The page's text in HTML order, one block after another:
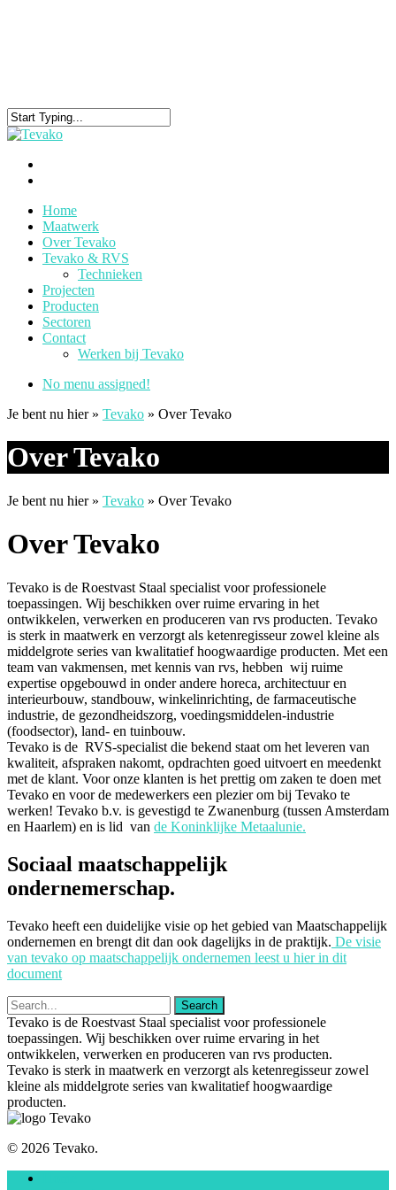
Home
Maatwerk
Over Tevako
Tevako & RVS
Technieken
Projecten
Producten
Sectoren
Contact
Werken bij Tevako
No menu assigned!
Je bent nu hier » Tevako » Over Tevako
Over Tevako
Je bent nu hier » Tevako » Over Tevako
Over Tevako
Tevako is de Roestvast Staal specialist voor professionele
toepassingen. Wij beschikken over ruime ervaring in het
ontwikkelen, verwerken en produceren van rvs producten. Tevako
is sterk in maatwerk en verzorgt als ketenregisseur zowel kleine als
middelgrote series van kwalitatief hoogwaardige producten. Met een
team van vakmensen, met kennis van rvs, hebben wij ruime
expertise opgebouwd in onder andere horeca, architectuur en
interieurbouw, standbouw, winkelinrichting, de farmaceutische
industrie, de gezondheidszorg, voedingsmiddelen-industrie
(foodsector), land- en tuinbouw.
Tevako is de RVS-specialist die bekend staat om het leveren van
kwaliteit, afspraken nakomt, opdrachten goed uitvoert en meedenkt
met de klant. Voor onze klanten is het prettig om zaken te doen met
Tevako en voor de medewerkers een plezier om bij Tevako te
werken! Tevako b.v. is gevestigd te Zwanenburg (tussen Amsterdam
en Haarlem) en is lid van de Koninklijke Metaalunie.
Sociaal maatschappelijk
ondernemerschap.
Tevako heeft een duidelijke visie op het gebied van Maatschappelijk
ondernemen en brengt dit dan ook dagelijks in de praktijk. De visie
van tevako op maatschappelijk ondernemen leest u hier in dit
document
Tevako is de Roestvast Staal specialist voor professionele
toepassingen. Wij beschikken over ruime ervaring in het
ontwikkelen, verwerken en produceren van rvs producten.
Tevako is sterk in maatwerk en verzorgt als ketenregisseur zowel
kleine als middelgrote series van kwalitatief hoogwaardige
producten.
© 2026 Tevako.